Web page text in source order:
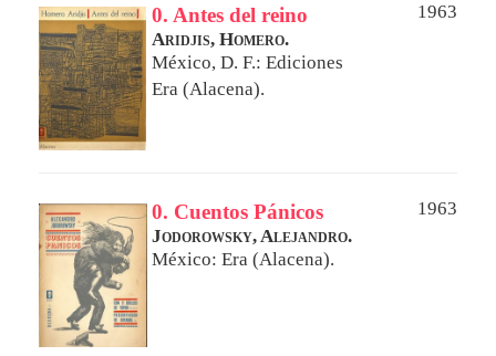
0. Antes del reino
1963
Aridjis, Homero.
México, D. F.: Ediciones
Era (Alacena).
0. Cuentos Pánicos
1963
Jodorowsky, Alejandro.
México: Era (Alacena).